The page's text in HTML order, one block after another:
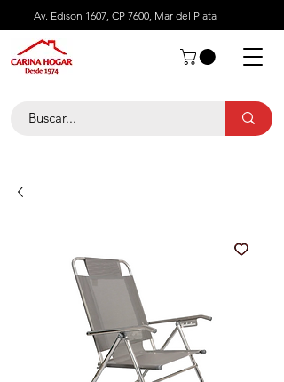
Av. Edison 1607, CP 7600, Mar del Plata